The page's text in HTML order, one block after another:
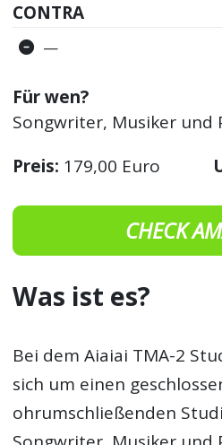
CONTRA
—
Für wen?
Songwriter, Musiker und
Preis: 179,00 Euro
CHECK
Was ist es?
Bei dem Aiaiai TMA-2
sich um einen
ohrumschließenden